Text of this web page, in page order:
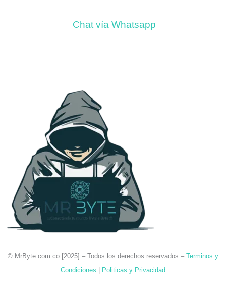
Chat vía Whatsapp
© MrByte.com.co [2025] – Todos los derechos reservados – Terminos y
Condiciones | Politicas y Privacidad